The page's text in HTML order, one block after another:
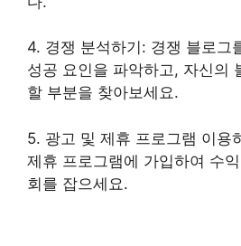
4. 경쟁 분석하기: 경쟁 블로그
성공 요인을 파악하고, 자신의
할 부분을 찾아보세요.
5. 광고 및 제휴 프로그램 이용
제휴 프로그램에 가입하여 수
회를 잡으세요.